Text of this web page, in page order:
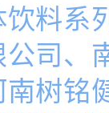
饮料系
司、
南树铭